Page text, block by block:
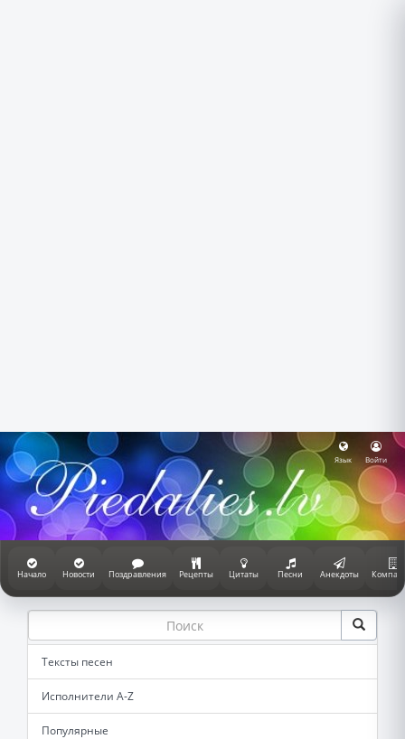
Язык Войти
Начало Новости Поздравления Рецепты Цитаты Песни Анекдоты
Тексты песен
Исполнители A-Z
Популярные